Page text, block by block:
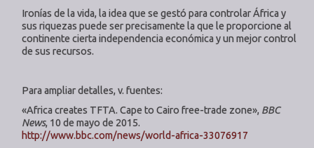
Ironías de la vida, la idea que se gestó para controlar África y
sus riquezas puede ser precisamente la que le proporcione al
continente cierta independencia económica y un mejor control
de sus recursos.
Para ampliar detalles, v. fuentes:
«Africa creates TFTA. Cape to Cairo free-trade zone», BBC
News, 10 de mayo de 2015.
http://www.bbc.com/news/world-africa-33076917